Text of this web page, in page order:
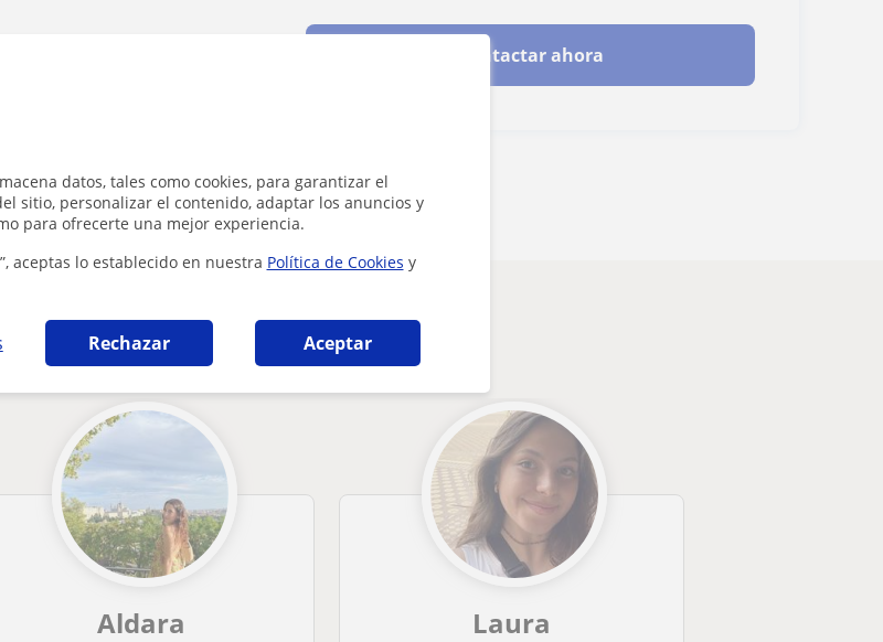
datos, tales como cookies, para garantizar el
sitio, personalizar el contenido, adaptar los anuncios y
para ofrecerte una mejor experiencia.
aceptas lo establecido en nuestra Política de Cookies y
Rechazar Aceptar
Contactar ahora
Madrid que pueden interesarte
Aldara Laura